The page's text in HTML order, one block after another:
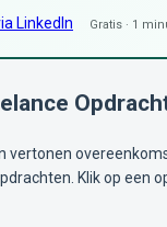
LinkedIn Gratis · 1
vertonen
Klik op een